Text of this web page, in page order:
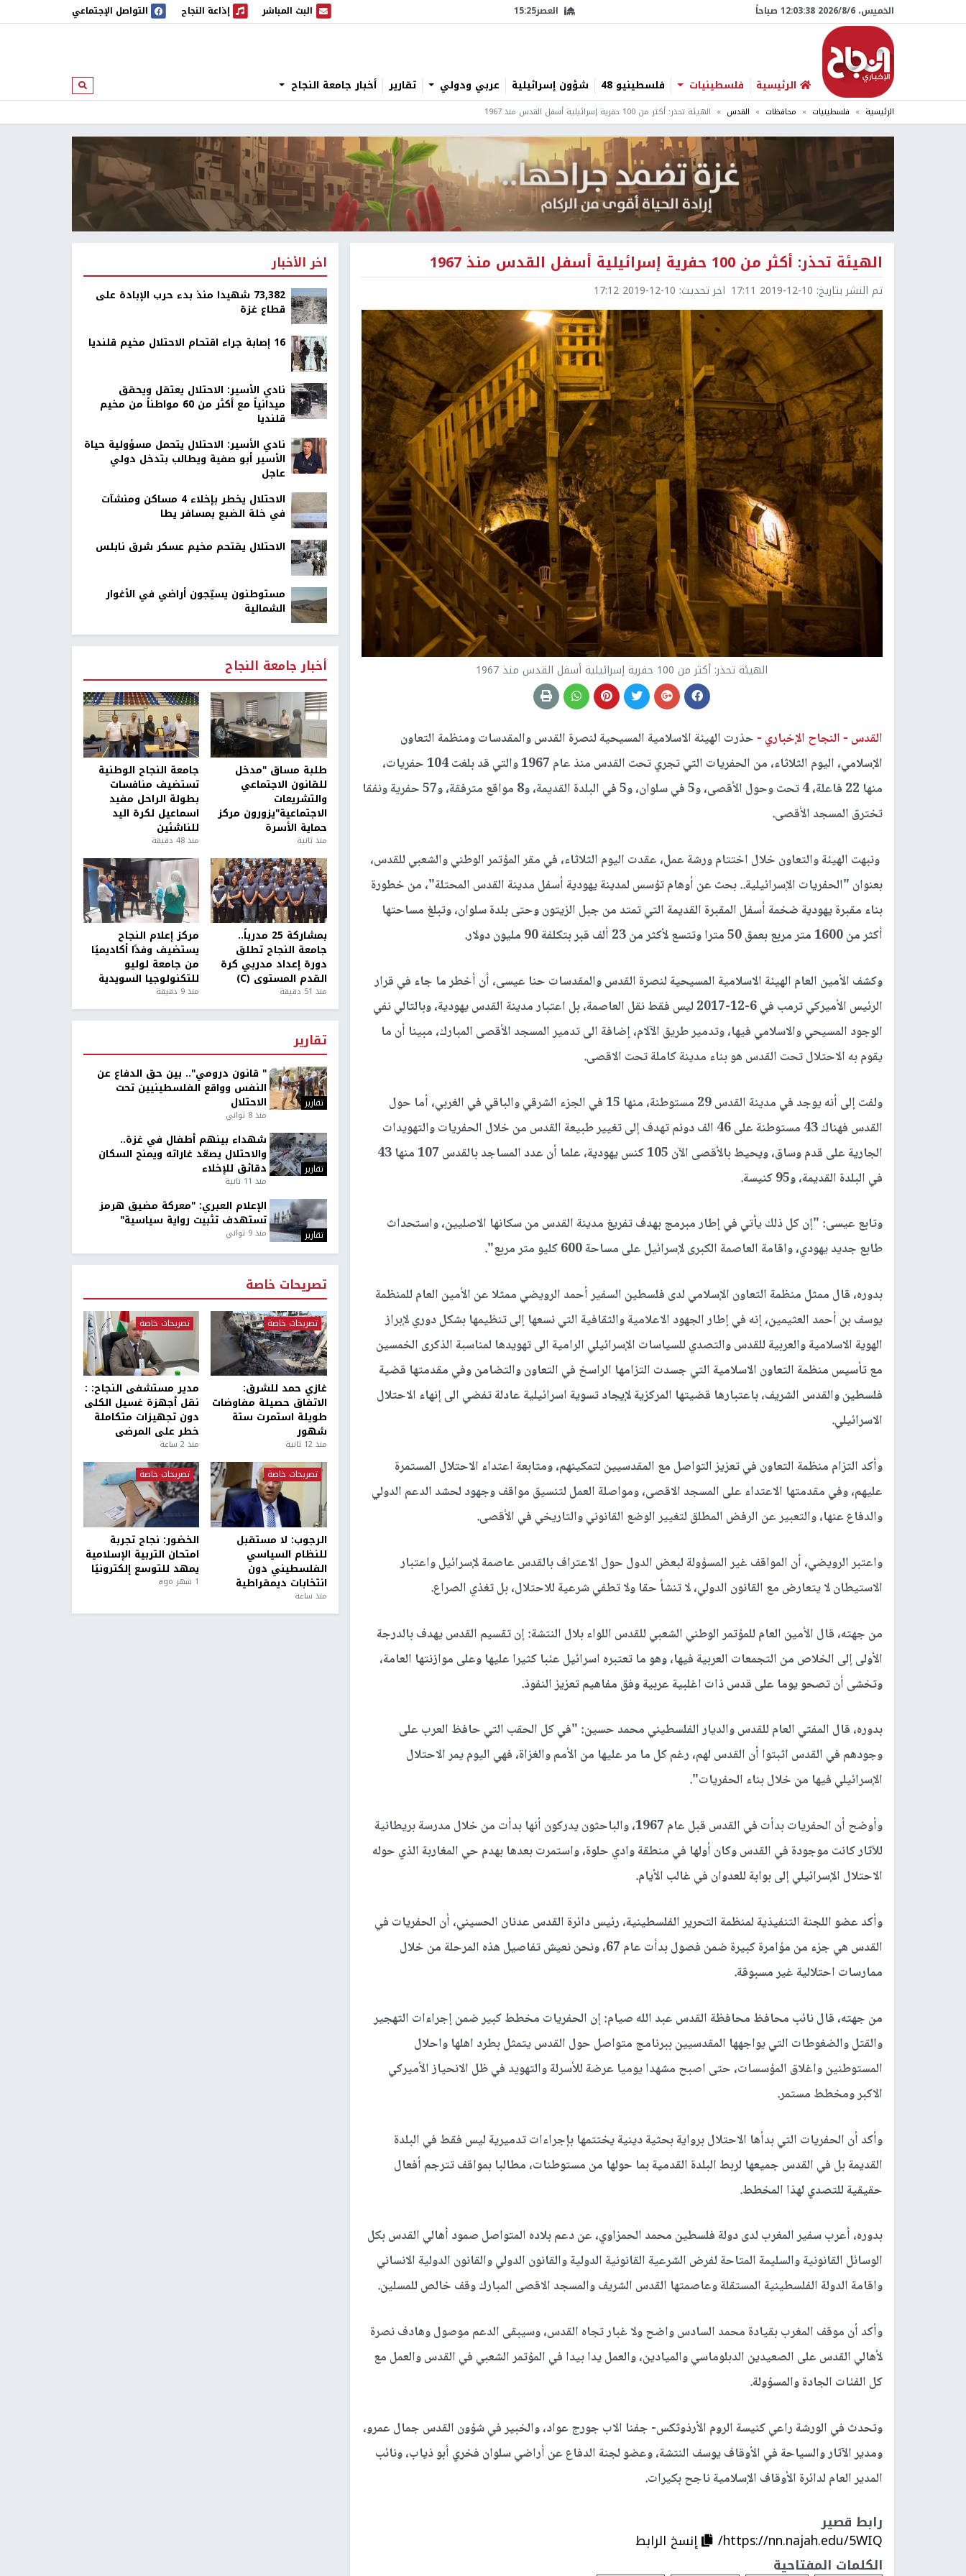
الخميس، 6/‏8/‏2026 12:03:39 صباحاً العصر15:25 البث المباشر
البث المباشر إذاعة النجاح
إذاعة النجاح التواصل الإجتماعي
الرئيسية فلسطينيات فلسطينيو 48 شؤون إسرائيلية عربي ودولي تقارير أخبار جامعة النجاح ابحث
الرئيسية فلسطينيات محافظات القدس الهيئة تحذر: أكثر من 100 حفرية إسرائيلية أسفل القدس منذ 1967
الهيئة تحذر: أكثر من 100 حفرية إسرائيلية أسفل القدس منذ 1967
تم النشر بتاريخ: 2019-12-10 17:11 اخر تحديث: 2019-12-10 17:12
الهيئة تحذر: أكثر من 100 حفرية إسرائيلية أسفل القدس منذ 1967
القدس - النجاح الإخباري - حذرت الهيئة الاسلامية المسيحية لنصرة القدس والمقدسات ومنظمة التعاون
الإسلامي، اليوم الثلاثاء، من الحفريات التي تجري تحت القدس منذ عام 1967 والتي قد بلغت 104 حفريات،
منها 22 فاعلة، 4 تحت وحول الأقصى، و5 في سلوان، و5 في البلدة القديمة، و8 مواقع مترفقة، و57 حفرية ونفقا
تخترق المسجد الأقصى.
ونبهت الهيئة والتعاون خلال اختتام ورشة عمل، عقدت اليوم الثلاثاء، في مقر المؤتمر الوطني والشعبي للقدس،
بعنوان "الحفريات الإسرائيلية.. بحث عن أوهام تؤسس لمدينة يهودية أسفل مدينة القدس المحتلة"، من خطورة
بناء مقبرة يهودية ضخمة أسفل المقبرة القديمة التي تمتد من جبل الزيتون وحتى بلدة سلوان، وتبلغ مساحتها
أكثر من 1600 متر مربع بعمق 50 مترا وتتسع لأكثر من 23 ألف قبر بتكلفة 90 مليون دولار.
وكشف الأمين العام الهيئة الاسلامية المسيحية لنصرة القدس والمقدسات حنا عيسى، أن أخطر ما جاء في قرار
الرئيس الأميركي ترمب في 6-12-2017 ليس فقط نقل العاصمة، بل اعتبار مدينة القدس يهودية، وبالتالي نفي
الوجود المسيحي والاسلامي فيها، وتدمير طريق الآلام، إضافة الى تدمير المسجد الأقصى المبارك، مبينا أن ما
يقوم به الاحتلال تحت القدس هو بناء مدينة كاملة تحت الاقصى.
ولفت إلى أنه يوجد في مدينة القدس 29 مستوطنة، منها 15 في الجزء الشرقي والباقي في الغربي، أما حول
القدس فهناك 43 مستوطنة على 46 الف دونم تهدف إلى تغيير طبيعة القدس من خلال الحفريات والتهويدات
الجارية على قدم وساق، ويحيط بالأقصى الآن 105 كنس يهودية، علما أن عدد المساجد بالقدس 107 منها 43
في البلدة القديمة، و95 كنيسة.
وتابع عيسى: "إن كل ذلك يأتي في إطار مبرمج بهدف تفريغ مدينة القدس من سكانها الاصليين، واستحداث
طابع جديد يهودي، واقامة العاصمة الكبرى لإسرائيل على مساحة 600 كليو متر مربع".
بدوره، قال ممثل منظمة التعاون الإسلامي لدى فلسطين السفير أحمد الرويضي ممثلا عن الأمين العام للمنظمة
يوسف بن أحمد العثيمين، إنه في إطار الجهود الاعلامية والثقافية التي نسعها إلى تنظيمها بشكل دوري لإبراز
الهوية الاسلامية والعربية للقدس والتصدي للسياسات الإسرائيلي الرامية الى تهويدها لمناسبة الذكرى الخمسين
مع تأسيس منظمة التعاون الاسلامية التي جسدت التزامها الراسخ في التعاون والتضامن وفي مقدمتها قضية
فلسطين والقدس الشريف، باعتبارها قضيتها المركزية لإيجاد تسوية اسرائيلية عادلة تفضي الى إنهاء الاحتلال
الاسرائيلي.
وأكد التزام منظمة التعاون في تعزيز التواصل مع المقدسيين لتمكينهم، ومتابعة اعتداء الاحتلال المستمرة
عليهم، وفي مقدمتها الاعتداء على المسجد الاقصى، ومواصلة العمل لتنسيق مواقف وجهود لحشد الدعم الدولي
والدفاع عنها، والتعبير عن الرفض المطلق لتغيير الوضع القانوني والتاريخي في الأقصى.
واعتبر الرويضي، أن المواقف غير المسؤولة لبعض الدول حول الاعتراف بالقدس عاصمة لإسرائيل واعتبار
الاستيطان لا يتعارض مع القانون الدولي، لا تنشأ حقا ولا تطفي شرعية للاحتلال، بل تغذي الصراع.
من جهته، قال الأمين العام للمؤتمر الوطني الشعبي للقدس اللواء بلال النتشة: إن تقسيم القدس يهدف بالدرجة
الأولى إلى الخلاص من التجمعات العربية فيها، وهو ما تعتبره اسرائيل عئبا كثيرا عليها وعلى موازنتها العامة،
وتخشى أن تصحو يوما على قدس ذات اغلبية عربية وفق مفاهيم تعزيز النفوذ.
بدوره، قال المفتي العام للقدس والديار الفلسطيني محمد حسين: "في كل الحقب التي حافظ العرب على
وجودهم في القدس اثبتوا أن القدس لهم، رغم كل ما مر عليها من الأمم والغزاة، فهي اليوم يمر الاحتلال
الإسرائيلي فيها من خلال بناء الحفريات".
وأوضح أن الحفريات بدأت في القدس قبل عام 1967، والباحثون يدركون أنها بدأت من خلال مدرسة بريطانية
للآثار كانت موجودة في القدس وكان أولها في منطقة وادي حلوة، واستمرت بعدها بهدم حي المغاربة الذي حوله
الاحتلال الإسرائيلي إلى بوابة للعدوان في غالب الأيام.
وأكد عضو اللجنة التنفيذية لمنظمة التحرير الفلسطينية، رئيس دائرة القدس عدنان الحسيني، أن الحفريات في
القدس هي جزء من مؤامرة كبيرة ضمن فصول بدأت عام 67، ونحن نعيش تفاصيل هذه المرحلة من خلال
ممارسات احتلالية غير مسبوقة.
من جهته، قال نائب محافظ محافظة القدس عبد الله صيام: إن الحفريات مخطط كبير ضمن إجراءات التهجير
والقتل والضغوطات التي يواجهها المقدسيين ببرنامج متواصل حول القدس يتمثل بطرد اهلها واحلال
المستوطنين واغلاق المؤسسات، حتى اصبح مشهدا يوميا عرضة للأسرلة والتهويد في ظل الانحياز الأميركي
الاكبر ومخطط مستمر.
وأكد أن الحفريات التي بدأها الاحتلال برواية بحثية دينية يختتمها بإجراءات تدميرية ليس فقط في البلدة
القديمة بل في القدس جميعها لربط البلدة القدمية بما حولها من مستوطنات، مطالبا بمواقف تترجم أفعال
حقيقية للتصدي لهذا المخطط.
بدوره، أعرب سفير المغرب لدى دولة فلسطين محمد الحمزاوي، عن دعم بلاده المتواصل صمود أهالي القدس بكل
الوسائل القانونية والسليمة المتاحة لفرض الشرعية القانونية الدولية والقانون الدولي والقانون الدولية الانساني
واقامة الدولة الفلسطينية المستقلة وعاصمتها القدس الشريف والمسجد الاقصى المبارك وقف خالص للمسلين.
وأكد أن موقف المغرب بقيادة محمد السادس واضح ولا غبار تجاه القدس، وسيبقى الدعم موصول وهادف نصرة
لأهالي القدس على الصعيدين الدبلوماسي والميادين، والعمل يدا بيدا في المؤتمر الشعبي في القدس والعمل مع
كل الفئات الجادة والمسؤولة.
وتحدث في الورشة راعي كنيسة الروم الأرذوثكس- جفنا الاب جورج عواد، والخبير في شؤون القدس جمال عمرو،
ومدير الآثار والسياحة في الأوقاف يوسف النتشة، وعضو لجنة الدفاع عن أراضي سلوان فخري أبو ذياب، ونائب
المدير العام لدائرة الأوقاف الإسلامية ناجح بكيرات.
رابط قصير
https://nn.najah.edu/5WIQ/
إنسخ الرابط
الكلمات المفتاحية
اخر الأخبار
73,382 شهيدا منذ بدء حرب الإبادة على
قطاع غزة
16 إصابة جراء اقتحام الاحتلال مخيم قلنديا
نادي الأسير: الاحتلال يعتقل ويحقق
ميدانياً مع أكثر من 60 مواطناً من مخيم
قلنديا
نادي الأسير: الاحتلال يتحمل مسؤولية حياة
الأسير أبو صفية ويطالب بتدخل دولي
عاجل
الاحتلال يخطر بإخلاء 4 مساكن ومنشآت
في خلة الضبع بمسافر يطا
الاحتلال يقتحم مخيم عسكر شرق نابلس
مستوطنون يسيّجون أراضي في الأغوار
الشمالية
أخبار جامعة النجاح
طلبة مساق "مدخل
للقانون الاجتماعي
والتشريعات
الاجتماعية"يزورون مركز
حماية الأسرة
منذ ثانية
جامعة النجاح الوطنية
تستضيف منافسات
بطولة الراحل مفيد
اسماعيل لكرة اليد
للناشئين
منذ 48 دقيقة
بمشاركة 25 مدرباً..
جامعة النجاح تطلق
دورة إعداد مدربي كرة
القدم المستوى (C)
منذ 51 دقيقة
مركز إعلام النجاح
يستضيف وفدًا أكاديميًا
من جامعة لوليو
للتكنولوجيا السويدية
منذ 9 دقيقة
تقارير
تقارير
" قانون درومي".. بين حق الدفاع عن
النفس وواقع الفلسطينيين تحت
الاحتلال
منذ 8 ثواني
تقارير
شهداء بينهم أطفال في غزة..
والاحتلال يصعّد غاراته ويمنح السكان
دقائق للإخلاء
منذ 11 ثانية
تقارير
الإعلام العبري: "معركة مضيق هرمز
تستهدف تثبيت رواية سياسية"
منذ 9 ثواني
تصريحات خاصة
تصريحات خاصة
غازي حمد للشرق:
الاتفاق حصيلة مفاوضات
طويلة استمرت ستة
شهور
منذ 12 ثانية
تصريحات خاصة
مدير مستشفى النجاح: :
نقل أجهزة غسيل الكلى
دون تجهيزات متكاملة
خطر على المرضى
منذ 2 ساعة
تصريحات خاصة
الرجوب: لا مستقبل
للنظام السياسي
الفلسطيني دون
انتخابات ديمقراطية
منذ ساعة
تصريحات خاصة
الخضور: نجاح تجربة
امتحان التربية الإسلامية
يمهد للتوسع إلكترونيًا
1 شهر ago